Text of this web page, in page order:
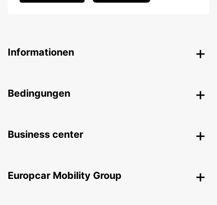
Informationen
Bedingungen
Business center
Europcar Mobility Group